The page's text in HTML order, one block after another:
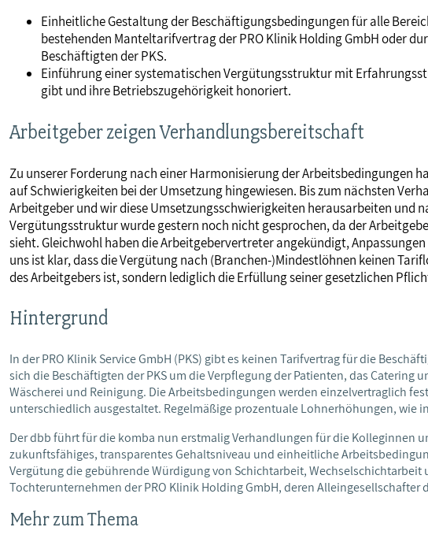
Einheitliche Gestaltung der Beschäftigungsbedingungen für alle
bestehenden Manteltarifvertrag der PRO Klinik Holding GmbH oder
Beschäftigten der PKS.
Einführung einer systematischen Vergütungsstruktur mit
gibt und ihre Betriebszugehörigkeit honoriert.
Arbeitgeber zeigen Verhandlungsbereitschaft
Zu unserer Forderung nach einer Harmonisierung der Arbeitsbedingungen
auf Schwierigkeiten bei der Umsetzung hingewiesen. Bis zum nächsten
Arbeitgeber und wir diese Umsetzungsschwierigkeiten herausarbeiten und
Vergütungsstruktur wurde gestern noch nicht gesprochen, da der
sieht. Gleichwohl haben die Arbeitgebervertreter angekündigt,
uns ist klar, dass die Vergütung nach (Branchen-)Mindestlöhnen keinen
des Arbeitgebers ist, sondern lediglich die Erfüllung seiner gesetzlichen
Hintergrund
In der PRO Klinik Service GmbH (PKS) gibt es keinen Tarifvertrag für die
sich die Beschäftigten der PKS um die Verpflegung der Patienten, das Catering
Wäscherei und Reinigung. Die Arbeitsbedingungen werden einzelvertraglich
unterschiedlich ausgestaltet. Regelmäßige prozentuale Lohnerhöhungen, wie
Der dbb führt für die komba nun erstmalig Verhandlungen für die Kolleginnen
zukunftsfähiges, transparentes Gehaltsniveau und einheitliche
Vergütung die gebührende Würdigung von Schichtarbeit, Wechselschichtarbeit
Tochterunternehmen der PRO Klinik Holding GmbH, deren
Mehr zum Thema